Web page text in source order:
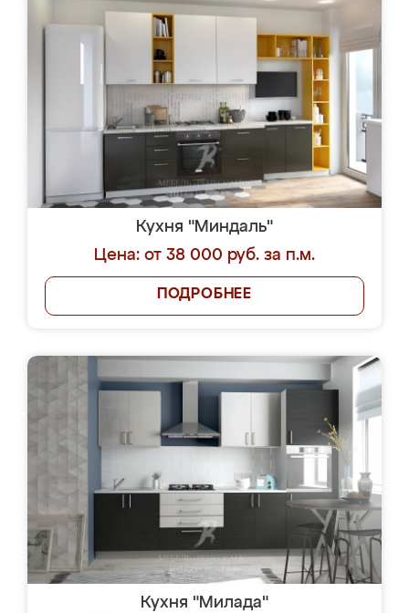
Кухня "Миндаль"
Цена: от 38 000 руб. за п.м.
ПОДРОБНЕЕ
Кухня "Милада"